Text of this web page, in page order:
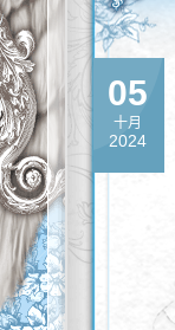
05
十月
2024